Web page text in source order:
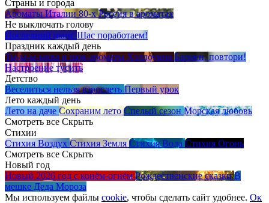
Страны и города
Ароматы Италии 80-х Россия в ароматах
Не выключать голову
Последний шанс Щас поработаем!
Праздник каждый день
Ты-ы-ы-ыква и шок-ароматы Хэллоуина Бармен, повтори!
Настроение тусить
Детство
Веселиться нельзя взрослеть Первый урок
Лето каждый день
Лето на даче Сохраним лето Спелый сезон Морская любовь
Смотреть все Скрыть
Стихии
Стихия Воздух Стихия Земля Стихия Вода Стихия Огонь
Смотреть все Скрыть
Новый год
Новый 2026 год с конём-огнём Рождественские сказки В
мешке Деда Мороза
Мы используем файлы cookie, чтобы сделать сайт удобнее. Ок